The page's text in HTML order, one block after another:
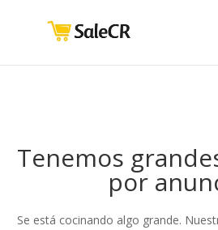
Tenemos
por
Se está cocinando algo grande.